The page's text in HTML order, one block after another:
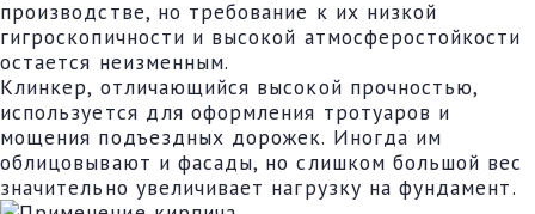
производстве, но требование к их низкой
гигроскопичности и высокой атмосферостойкости
остается неизменным.
Клинкер, отличающийся высокой прочностью,
используется для оформления тротуаров и
мощения подъездных дорожек. Иногда им
облицовывают и фасады, но слишком большой вес
значительно увеличивает нагрузку на фундамент.